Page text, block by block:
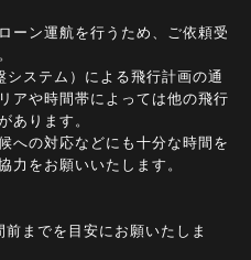
ーン運航を行うため、ご依頼受
ステム）による飛行計画の通
アや時間帯によっては他の飛行
あります。
への対応などにも十分な時間を
力をお願いいたします。
までを目安にお願いたしま